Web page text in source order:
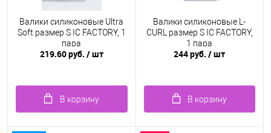
Валики силиконовые Ultra
Soft размер S IC FACTORY, 1
пара
219.60 руб. / шт
В корзину
Валики силиконовые L-
CURL размер S IC FACTORY,
1 пара
244 руб./ шт
В корзину